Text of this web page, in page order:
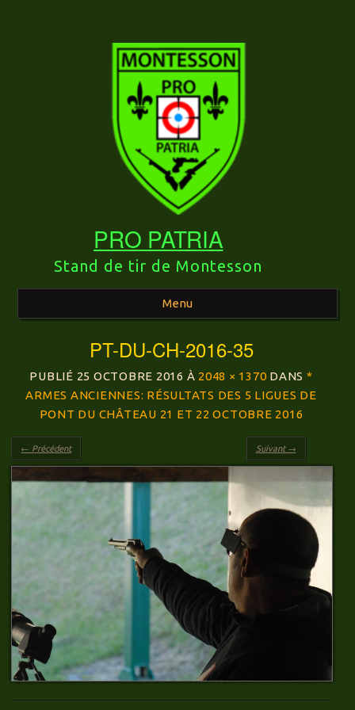
PRO PATRIA
Stand de tir de Montesson
Menu
Aller au contenu principal
PT-DU-CH-2016-35
PUBLIÉ 25 OCTOBRE 2016 À 2048 × 1370 DANS *
ARMES ANCIENNES: RÉSULTATS DES 5 LIGUES DE
PONT DU CHÂTEAU 21 ET 22 OCTOBRE 2016
← Précédent Suivant →